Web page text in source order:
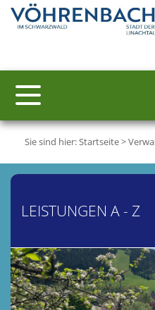
Sie sind hier:Startseite>
LEISTUNGEN A - Z